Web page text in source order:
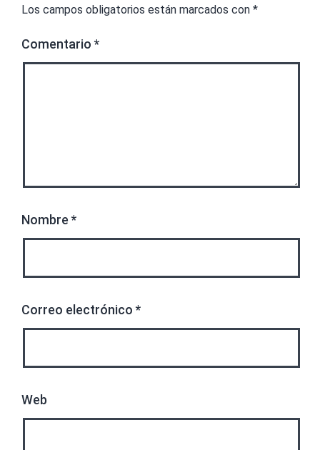
Los campos obligatorios están marcados con *
Comentario *
Nombre *
Correo electrónico *
Web